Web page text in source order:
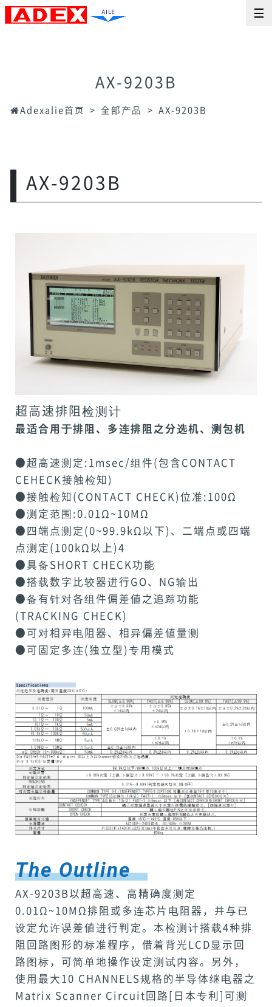
AX-9203B
Adexalie首页 全部产品 AX-9203B
AX-9203B
超高速排阻检测计
最适合用于排阻、多连排阻之分选机、测包机
●超高速测定:1msec/组件(包含CONTACT
CEHECK接触检知)
●接触检知(CONTACT CHECK)位准:100Ω
●测定范围:0.01Ω~10MΩ
●四端点测定(0~99.9kΩ以下)、二端点或四端
点测定(100kΩ以上)4
●具备SHORT CHECK功能
●搭载数字比较器进行GO、NG输出
●备有针对各组件偏差値之追踪功能
(TRACKING CHECK)
●可对相异电阻器、相异偏差値量测
●可固定多连(独立型)专用模式
The Outline
AX-9203B以超高速、高精确度测定
0.01Ω~10MΩ排阻或多连芯片电阻器，并与已
设定允许误差値进行判定。本检测计搭载4种排
阻回路图形的标准程序，借着背光LCD显示回
路图标，可简单地操作设定测试内容。另外，
使用最大10 CHANNELS规格的半导体继电器之
Matrix Scanner Circuit回路[日本专利]可测